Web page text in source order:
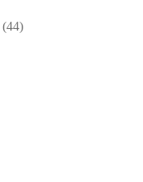
(44)